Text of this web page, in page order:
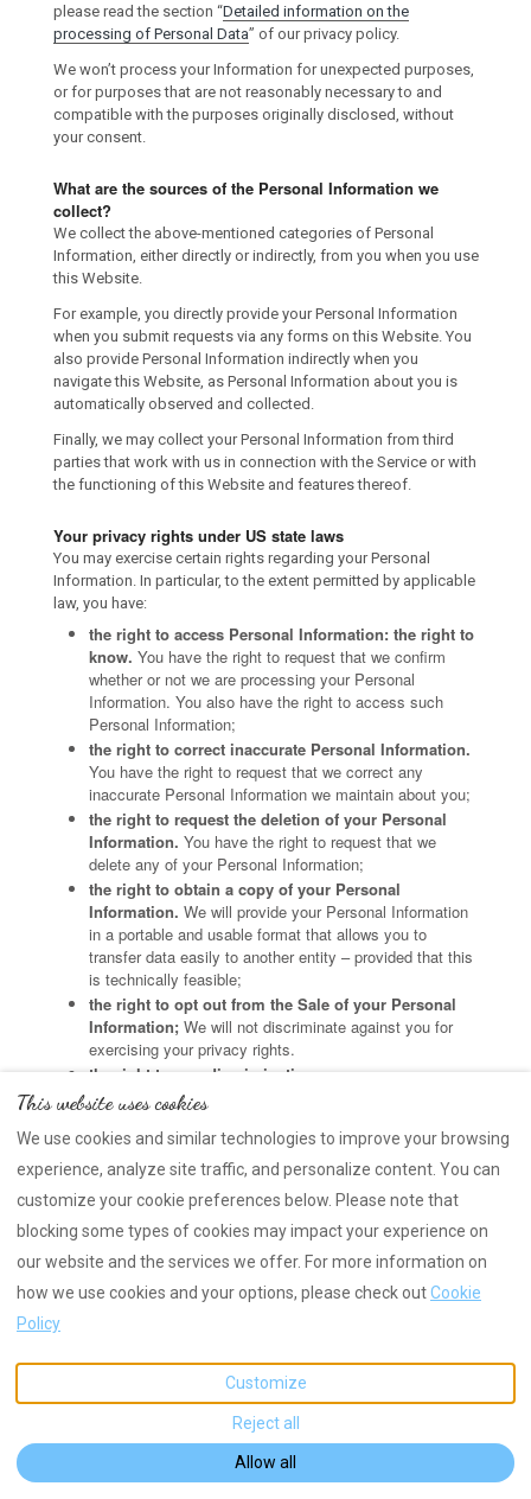
please read the section “Detailed information on the
processing of Personal Data” of our privacy policy.
We won’t process your Information for unexpected purposes,
or for purposes that are not reasonably necessary to and
compatible with the purposes originally disclosed, without
your consent.
What are the sources of the Personal Information we
collect?
We collect the above-mentioned categories of Personal
Information, either directly or indirectly, from you when you use
this Website.
For example, you directly provide your Personal Information
when you submit requests via any forms on this Website. You
also provide Personal Information indirectly when you
navigate this Website, as Personal Information about you is
automatically observed and collected.
Finally, we may collect your Personal Information from third
parties that work with us in connection with the Service or with
the functioning of this Website and features thereof.
Your privacy rights under US state laws
You may exercise certain rights regarding your Personal
Information. In particular, to the extent permitted by applicable
law, you have:
the right to access Personal Information: the right to
know. You have the right to request that we confirm
whether or not we are processing your Personal
Information. You also have the right to access such
Personal Information;
the right to correct inaccurate Personal Information.
You have the right to request that we correct any
inaccurate Personal Information we maintain about you;
the right to request the deletion of your Personal
Information. You have the right to request that we
delete any of your Personal Information;
the right to obtain a copy of your Personal
Information. We will provide your Personal Information
in a portable and usable format that allows you to
transfer data easily to another entity – provided that this
is technically feasible;
the right to opt out from the Sale of your Personal
Information; We will not discriminate against you for
exercising your privacy rights.
the right to non-discrimination.
Additional rights for Users residing in California
In addition to the rights listed above common to all Users in
the United States, as a User residing in California, you have:
The right to opt out of the Sharing of your Personal
Information for cross-context behavioral advertising;
The right to request to limit our use or disclosure of
your Sensitive Personal Informationto only that
which is necessary to perform the services or provide
in the law may apply, such as, when the collection and
processing of Sensitive Personal Information is
necessary to verify or maintain the quality or safety of
Additional rights for Users residing in Virginia, Colorado,
Connecticut, Texas, Oregon, Nevada, Delaware, Iowa, New
This website uses cookies
We use cookies and similar technologies to improve your browsing
experience, analyze site traffic, and personalize content. You can
customize your cookie preferences below. Please note that
blocking some types of cookies may impact your experience on
our website and the services we offer. For more information on
how we use cookies and your options, please check outCookie
Policy
Customize
Reject all
Allow all